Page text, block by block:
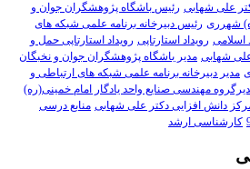
علی شهابی رئیس باشگاه پژوهشگران جوان و
شهرری رئیس دبیرخانه برنامه علمی شبکه های
اسلامی رویداد استارتاپی رویداد استارتاپی حمل و
شهابی مدیر باشگاه پژوهشگران جوان و نخبگان
مدیر دبیرخانه برنامه علمی شبکه های ارتباطی و
مهندسی صنایع واحد یادگار امام خمینی(ره)
دانش افزایی دکتر علی شهابی منابع درسی
کارشناسی ارشد